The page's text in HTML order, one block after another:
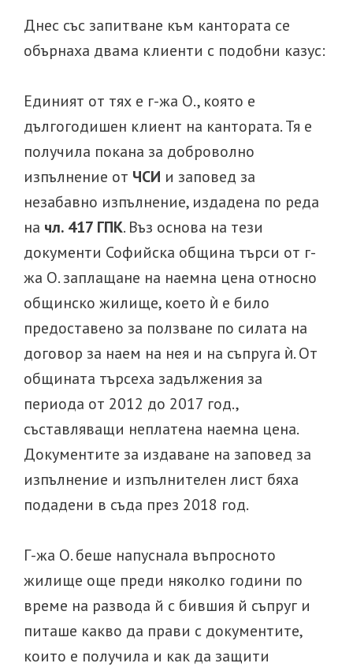
Днес със запитване към кантората се
обърнаха двама клиенти с подобни казус:
Единият от тях е г-жа О., която е
дългогодишен клиент на кантората. Тя е
получила покана за доброволно
изпълнение от ЧСИ и заповед за
незабавно изпълнение, издадена по реда
на чл. 417 ГПК. Въз основа на тези
документи Софийска община търси от г-
жа О. заплащане на наемна цена относно
общинско жилище, което ѝ е било
предоставено за ползване по силата на
договор за наем на нея и на съпруга ѝ. От
общината търсеха задължения за
периода от 2012 до 2017 год.,
съставляващи неплатена наемна цена.
Документите за издаване на заповед за
изпълнение и изпълнителен лист бяха
подадени в съда през 2018 год.
Г-жа О. беше напуснала въпросното
жилище още преди няколко години по
време на развода й с бившия й съпруг и
питаше какво да прави с документите,
които е получила и как да защити